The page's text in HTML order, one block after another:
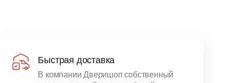
Быстрая доставка
В компании Дверишоп собственный